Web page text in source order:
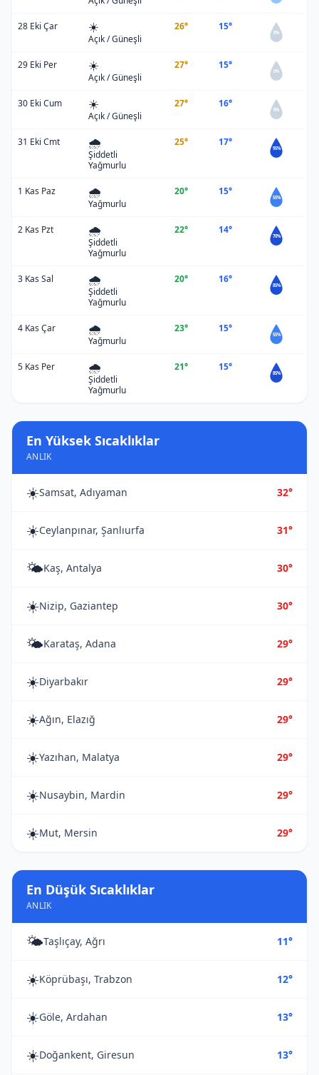
28 Eki Çar ☀️
Açık / Güneşli
26° 15°
0%
29 Eki Per ☀️
Açık / Güneşli
27° 15°
0%
30 Eki Cum ☀️
Açık / Güneşli
27° 16°
0%
31 Eki Cmt 🌧️
Şiddetli
Yağmurlu
25° 17°
95%
1 Kas Paz 🌧️
Yağmurlu
20° 15°
55%
2 Kas Pzt 🌧️
Şiddetli
Yağmurlu
22° 14°
70%
3 Kas Sal 🌧️
Şiddetli
Yağmurlu
20° 16°
85%
4 Kas Çar 🌧️
Yağmurlu
23° 15°
55%
5 Kas Per 🌧️
Şiddetli
Yağmurlu
21° 15°
85%
En Yüksek Sıcaklıklar
ANLIK
☀️Samsat, Adıyaman 32°
☀️Ceylanpınar, Şanlıurfa 31°
🌤️Kaş, Antalya 30°
☀️Nizip, Gaziantep 30°
🌤️Karataş, Adana 29°
☀️Diyarbakır 29°
☀️Ağın, Elazığ 29°
☀️Yazıhan, Malatya 29°
☀️Nusaybin, Mardin 29°
☀️Mut, Mersin 29°
En Düşük Sıcaklıklar
ANLIK
🌤️Taşlıçay, Ağrı 11°
☀️Köprübaşı, Trabzon 12°
☀️Göle, Ardahan 13°
☀️Doğankent, Giresun 13°